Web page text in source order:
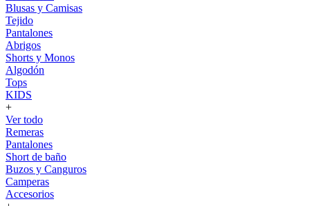
Blusas y Camisas
Tejido
Pantalones
Abrigos
Shorts y Monos
Algodón
Tops
KIDS
+
Ver todo
Remeras
Pantalones
Short de baño
Buzos y Canguros
Camperas
Accesorios